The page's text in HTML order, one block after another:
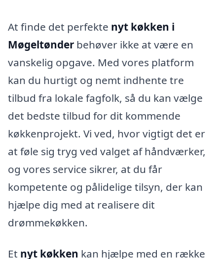
At finde det perfekte nyt køkken i
Møgeltønder behøver ikke at være en
vanskelig opgave. Med vores platform
kan du hurtigt og nemt indhente tre
tilbud fra lokale fagfolk, så du kan vælge
det bedste tilbud for dit kommende
køkkenprojekt. Vi ved, hvor vigtigt det er
at føle sig tryg ved valget af håndværker,
og vores service sikrer, at du får
kompetente og pålidelige tilsyn, der kan
hjælpe dig med at realisere dit
drømmekøkken.
Et nyt køkken kan hjælpe med en række